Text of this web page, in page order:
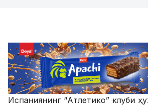
Испаниянинг “Атлетико” клуби